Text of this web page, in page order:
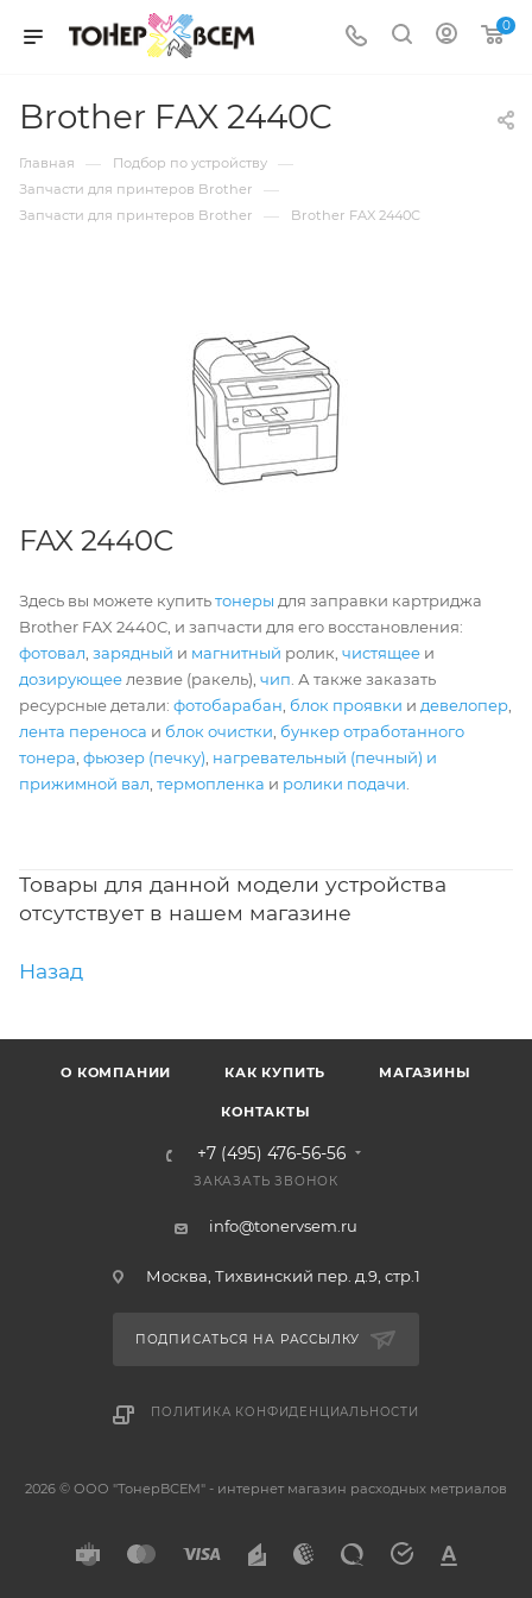
0
Brother FAX 2440C
Главная — Подбор по устройству —
Запчасти для принтеров Brother —
Запчасти для принтеров Brother — Brother FAX 2440C
FAX 2440C
Здесь вы можете купитьтонеры для заправки картриджа
Brother FAX 2440C, и запчасти для его восстановления:
фотовал зарядный и магнитный ролик, чистящее и
дозирующее лезвие (ракель), чип . А также заказать
ресурсные детали: фотобарабан блок проявки и девелопер
лента переноса и блок очистки бункер отработанного
тонера фьюзер (печку) нагревательный (печный) и
прижимной вал термопленка и ролики подачи
Товары для данной модели устройства
отсутствует в нашем магазине
Назад
О КОМПАНИИ КАК КУПИТЬ МАГАЗИНЫ
КОНТАКТЫ
+7 (495) 476-56-56
ЗАКАЗАТЬ ЗВОНОК
info@tonervsem.ru
Москва, Тихвинский пер. д.9, стр.1
ПОДПИСАТЬСЯ НА РАССЫЛКУ
ПОЛИТИКА КОНФИДЕНЦИАЛЬНОСТИ
2026 © ООО "ТонерВСЕМ" - интернет магазин расходных метриалов